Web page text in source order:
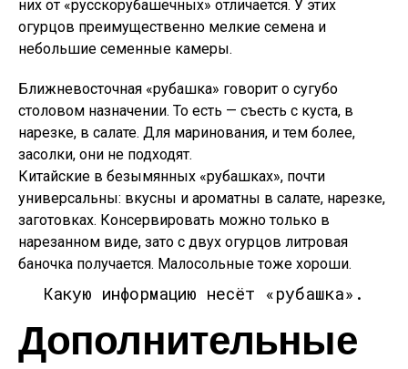
них от «русскорубашечных» отличается. У этих
огурцов преимущественно мелкие семена и
небольшие семенные камеры.
Ближневосточная «рубашка» говорит о сугубо
столовом назначении. То есть — съесть с куста, в
нарезке, в салате. Для маринования, и тем более,
засолки, они не подходят.
Китайские в безымянных «рубашках», почти
универсальны: вкусны и ароматны в салате, нарезке,
заготовках. Консервировать можно только в
нарезанном виде, зато с двух огурцов литровая
баночка получается. Малосольные тоже хороши.
Какую информацию несёт «рубашка».
Дополнительные